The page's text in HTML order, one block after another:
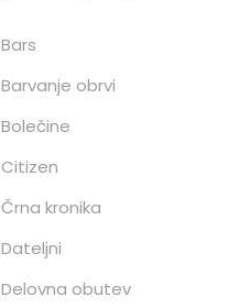
Bars
Barvanje obrvi
Bolečine
Citizen
Črna kronika
Dateljni
Delovna obutev